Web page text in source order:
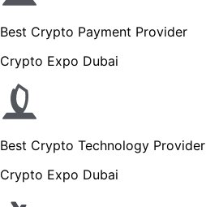
Best Crypto Payment Provider
Crypto Expo Dubai
Best Crypto Technology Provider
Crypto Expo Dubai